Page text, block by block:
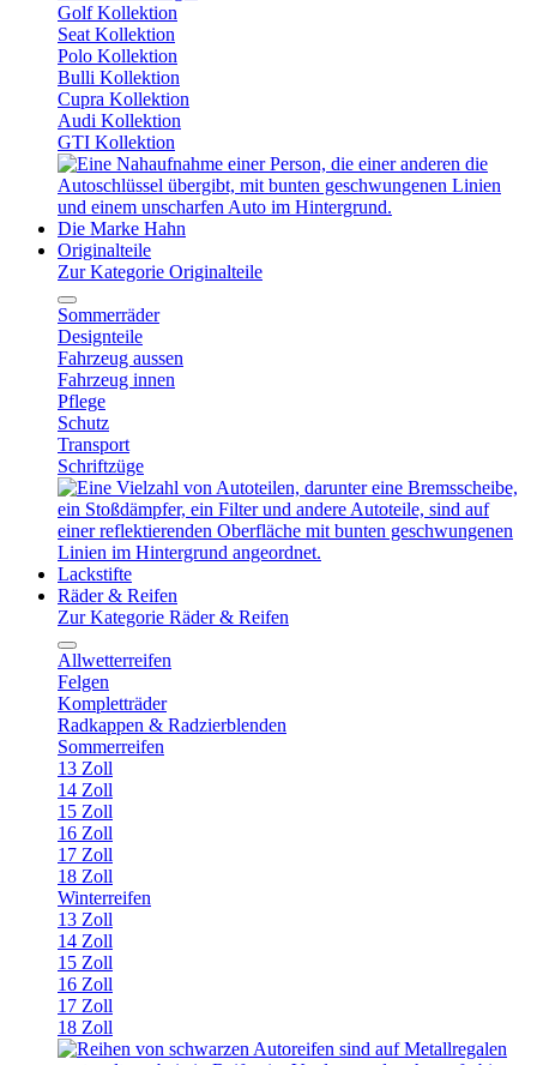
Golf Kollektion
Seat Kollektion
Polo Kollektion
Bulli Kollektion
Cupra Kollektion
Audi Kollektion
GTI Kollektion
Die Marke Hahn
Originalteile
Zur Kategorie Originalteile
Sommerräder
Designteile
Fahrzeug aussen
Fahrzeug innen
Pflege
Schutz
Transport
Schriftzüge
Lackstifte
Räder & Reifen
Zur Kategorie Räder & Reifen
Allwetterreifen
Felgen
Kompletträder
Radkappen & Radzierblenden
Sommerreifen
13 Zoll
14 Zoll
15 Zoll
16 Zoll
17 Zoll
18 Zoll
Winterreifen
13 Zoll
14 Zoll
15 Zoll
16 Zoll
17 Zoll
18 Zoll